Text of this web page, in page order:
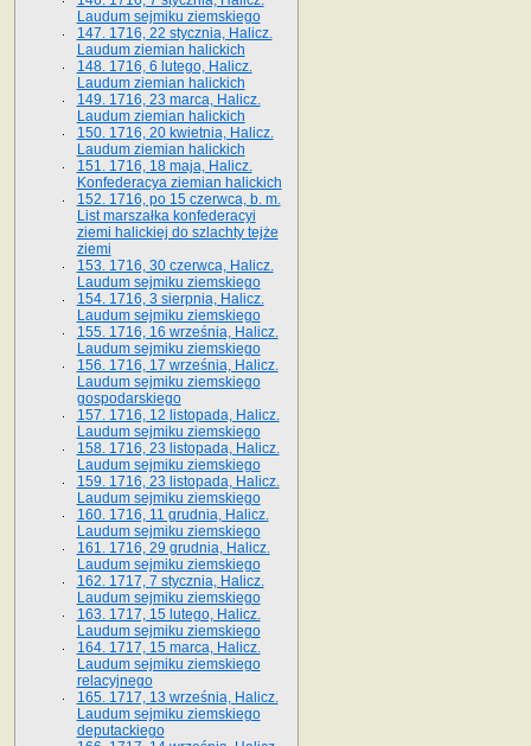
Laudum sejmiku ziemskiego
147. 1716, 22 stycznia, Halicz.
Laudum ziemian halickich
148. 1716, 6 lutego, Halicz.
Laudum ziemian halickich
149. 1716, 23 marca, Halicz.
Laudum ziemian halickich
150. 1716, 20 kwietnia, Halicz.
Laudum ziemian halickich
151. 1716, 18 maja, Halicz.
Konfederacya ziemian halickich
152. 1716, po 15 czerwca, b. m.
List marszałka konfederacyi
ziemi halickiej do szlachty tejże
ziemi
153. 1716, 30 czerwca, Halicz.
Laudum sejmiku ziemskiego
154. 1716, 3 sierpnia, Halicz.
Laudum sejmiku ziemskiego
155. 1716, 16 września, Halicz.
Laudum sejmiku ziemskiego
156. 1716, 17 września, Halicz.
Laudum sejmiku ziemskiego
gospodarskiego
157. 1716, 12 listopada, Halicz.
Laudum sejmiku ziemskiego
158. 1716, 23 listopada, Halicz.
Laudum sejmiku ziemskiego
159. 1716, 23 listopada, Halicz.
Laudum sejmiku ziemskiego
160. 1716, 11 grudnia, Halicz.
Laudum sejmiku ziemskiego
161. 1716, 29 grudnia, Halicz.
Laudum sejmiku ziemskiego
162. 1717, 7 stycznia, Halicz.
Laudum sejmiku ziemskiego
163. 1717, 15 lutego, Halicz.
Laudum sejmiku ziemskiego
164. 1717, 15 marca, Halicz.
Laudum sejmiku ziemskiego
relacyjnego
165. 1717, 13 września, Halicz.
Laudum sejmiku ziemskiego
deputackiego